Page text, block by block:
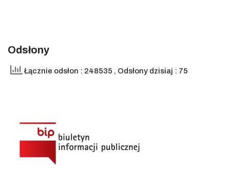
Odsłony
Łącznie odsłon : 248535 , Odsłony dzisiaj : 75